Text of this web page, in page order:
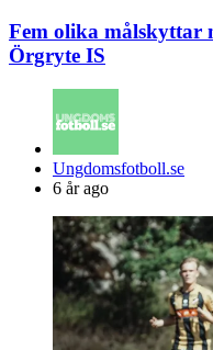
Fem olika målskyttar
Örgryte IS
Posted
by
Ungdomsfotboll.se
6 år ago